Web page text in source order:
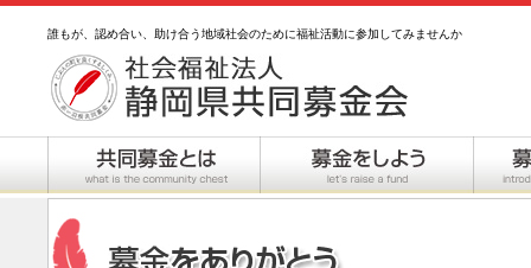
誰もが、認め合い、助け合う地域社会のために福祉活動に参加してみませんか